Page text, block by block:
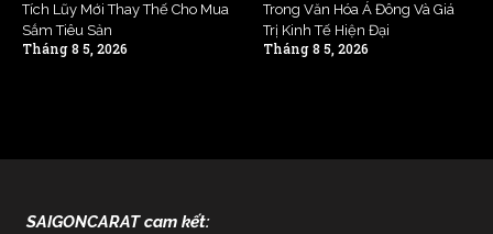
Tích Lũy Mới Thay Thế Cho Mua
Sắm Tiêu Sản
Tháng 8 5, 2026
Trong Văn Hóa Á Đông Và Giá
Trị Kinh Tế Hiện Đại
Tháng 8 5, 2026
SAIGONCARAT cam kết: